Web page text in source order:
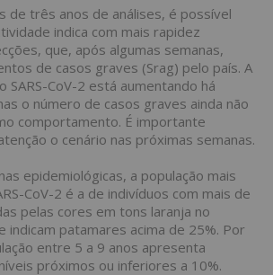
de três anos de análises, é possível
indica com mais rapidez
que, após algumas semanas,
de casos graves (Srag) pelo país. A
SARS-CoV-2 está aumentando há
o número de casos graves ainda não
comportamento. É importante
o cenário nas próximas semanas.
epidemiológicas, a população mais
CoV-2 é a de indivíduos com mais de
pelas cores em tons laranja no
indicam patamares acima de 25%. Por
entre 5 a 9 anos apresenta
próximos ou inferiores a 10%.